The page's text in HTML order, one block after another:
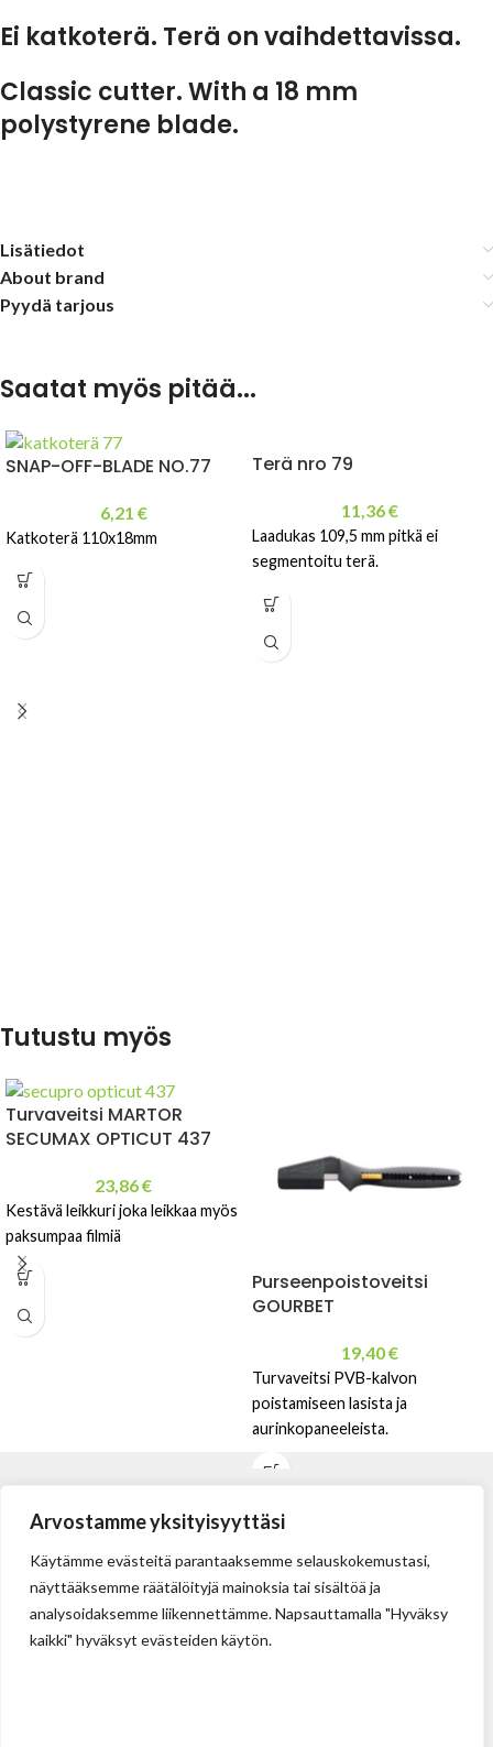
Arvostamme yksityisyyttäsi
Käytämme evästeitä parantaaksemme selauskokemustasi,
näyttääksemme räätälöityjä mainoksia tai sisältöä ja
analysoidaksemme liikennettämme. Napsauttamalla "Hyväksy
kaikki" hyväksyt evästeiden käytön.
Ei katkoterä. Terä on vaihdettavissa.
Classic cutter. With a 18 mm
polystyrene blade.
Lisätiedot
About brand
Pyydä tarjous
Saatat myös pitää...
SNAP-OFF-BLADE NO.77
6,21 €
Katkoterä 110x18mm
Terä nro 79
11,36€
Laadukas 109,5 mm pitkä ei
segmentoitu terä.
Tutustu myös
Turvaveitsi MARTOR
SECUMAX OPTICUT 437
23,86€
Kestävä leikkuri joka leikkaa myös
paksumpaa filmiä
Purseenpoistoveitsi
GOURBET
19,40€
Turvaveitsi PVB-kalvon
poistamiseen lasista ja
aurinkopaneeleista.
Tehdas